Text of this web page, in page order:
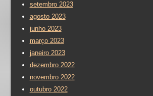
setembro 2023
agosto 2023
junho 2023
março 2023
janeiro 2023
dezembro 2022
novembro 2022
outubro 2022